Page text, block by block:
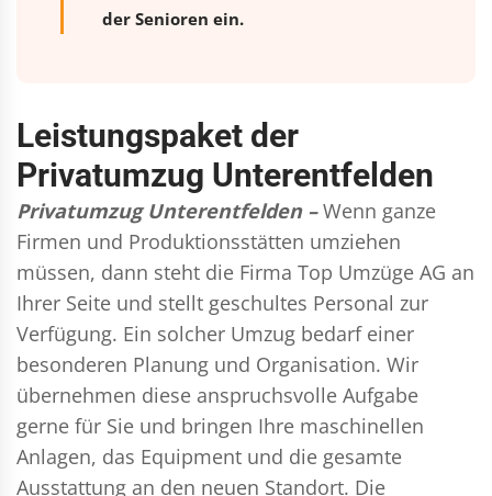
der Senioren ein.
Leistungspaket der
Privatumzug Unterentfelden
Privatumzug Unterentfelden – Wenn ganze
Firmen und Produktionsstätten umziehen
müssen, dann steht die Firma Top Umzüge AG an
Ihrer Seite und stellt geschultes Personal zur
Verfügung. Ein solcher Umzug bedarf einer
besonderen Planung und Organisation. Wir
übernehmen diese anspruchsvolle Aufgabe
gerne für Sie und bringen Ihre maschinellen
Anlagen, das Equipment und die gesamte
Ausstattung an den neuen Standort. Die